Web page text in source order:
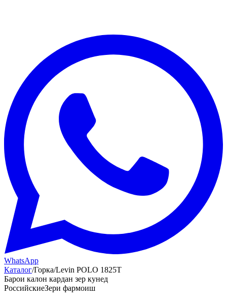
WhatsApp
Каталог/Горка/Levin POLO 1825T
Барои калон кардан зер кунед
РоссийскиеЗери фармоиш